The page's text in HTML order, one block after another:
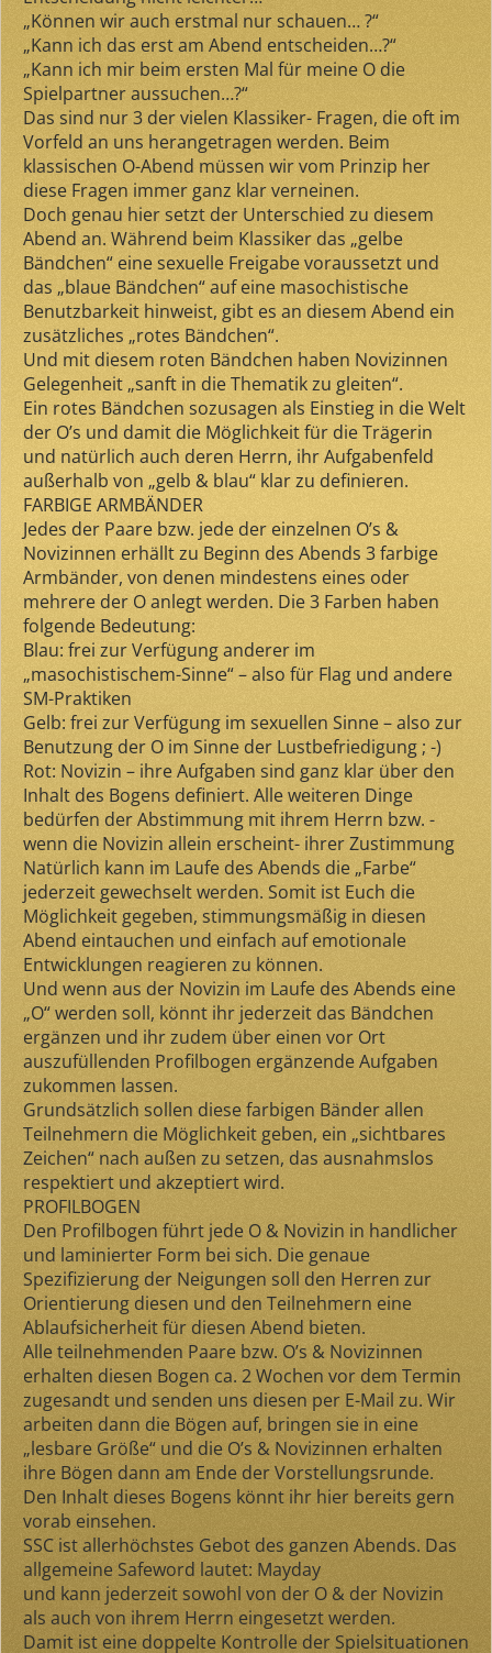
„Können wir auch erstmal nur schauen… ?“
„Kann ich das erst am Abend entscheiden…?“
„Kann ich mir beim ersten Mal für meine O die
Spielpartner aussuchen…?“
Das sind nur 3 der vielen Klassiker- Fragen, die oft im
Vorfeld an uns herangetragen werden. Beim
klassischen O-Abend müssen wir vom Prinzip her
diese Fragen immer ganz klar verneinen.
Doch genau hier setzt der Unterschied zu diesem
Abend an. Während beim Klassiker das „gelbe
Bändchen“ eine sexuelle Freigabe voraussetzt und
das „blaue Bändchen“ auf eine masochistische
Benutzbarkeit hinweist, gibt es an diesem Abend ein
zusätzliches „rotes Bändchen“.
Und mit diesem roten Bändchen haben Novizinnen
Gelegenheit „sanft in die Thematik zu gleiten“.
Ein rotes Bändchen sozusagen als Einstieg in die Welt
der O’s und damit die Möglichkeit für die Trägerin
und natürlich auch deren Herrn, ihr Aufgabenfeld
außerhalb von „gelb & blau“ klar zu definieren.
FARBIGE ARMBÄNDER
Jedes der Paare bzw. jede der einzelnen O’s &
Novizinnen erhällt zu Beginn des Abends 3 farbige
Armbänder, von denen mindestens eines oder
mehrere der O anlegt werden. Die 3 Farben haben
folgende Bedeutung:
Blau: frei zur Verfügung anderer im
„masochistischem-Sinne“ – also für Flag und andere
SM-Praktiken
Gelb: frei zur Verfügung im sexuellen Sinne – also zur
Benutzung der O im Sinne der Lustbefriedigung ; -)
Rot: Novizin – ihre Aufgaben sind ganz klar über den
Inhalt des Bogens definiert. Alle weiteren Dinge
bedürfen der Abstimmung mit ihrem Herrn bzw. -
wenn die Novizin allein erscheint- ihrer Zustimmung
Natürlich kann im Laufe des Abends die „Farbe“
jederzeit gewechselt werden. Somit ist Euch die
Möglichkeit gegeben, stimmungsmäßig in diesen
Abend eintauchen und einfach auf emotionale
Entwicklungen reagieren zu können.
Und wenn aus der Novizin im Laufe des Abends eine
„O“ werden soll, könnt ihr jederzeit das Bändchen
ergänzen und ihr zudem über einen vor Ort
auszufüllenden Profilbogen ergänzende Aufgaben
zukommen lassen.
Grundsätzlich sollen diese farbigen Bänder allen
Teilnehmern die Möglichkeit geben, ein „sichtbares
Zeichen“ nach außen zu setzen, das ausnahmslos
respektiert und akzeptiert wird.
PROFILBOGEN
Den Profilbogen führt jede O & Novizin in handlicher
und laminierter Form bei sich. Die genaue
Spezifizierung der Neigungen soll den Herren zur
Orientierung diesen und den Teilnehmern eine
Ablaufsicherheit für diesen Abend bieten.
Alle teilnehmenden Paare bzw. O’s & Novizinnen
erhalten diesen Bogen ca. 2 Wochen vor dem Termin
zugesandt und senden uns diesen per E-Mail zu. Wir
arbeiten dann die Bögen auf, bringen sie in eine
„lesbare Größe“ und die O’s & Novizinnen erhalten
ihre Bögen dann am Ende der Vorstellungsrunde.
Den Inhalt dieses Bogens könnt ihr hier bereits gern
vorab einsehen.
SSC ist allerhöchstes Gebot des ganzen Abends. Das
allgemeine Safeword lautet: Mayday
und kann jederzeit sowohl von der O & der Novizin
als auch von ihrem Herrn eingesetzt werden.
Damit ist eine doppelte Kontrolle der Spielsituationen